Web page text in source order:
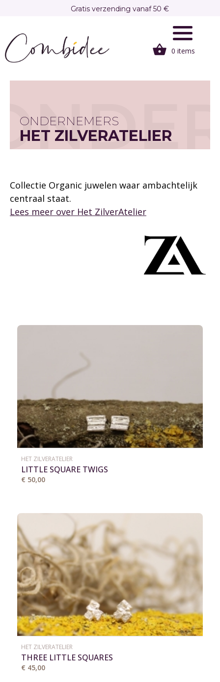
inhoud
gaan
Gratis verzending vanaf 50 €
0 items
ONDERNEMERS
HET ZILVERATELIER
Collectie Organic juwelen waar ambachtelijk
centraal staat.
Lees meer over Het ZilverAtelier
HET ZILVERATELIER
LITTLE SQUARE TWIGS
€ 50,00
HET ZILVERATELIER
THREE LITTLE SQUARES
€ 45,00